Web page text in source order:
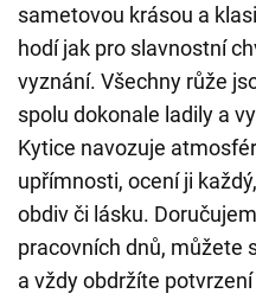
sametovou krásou a
hodí jak pro slavnostní
vyznání. Všechny růže
spolu dokonale ladily a
Kytice navozuje
upřímnosti, ocení ji
obdiv či lásku.
pracovních dnů, můžete
a vždy obdržíte